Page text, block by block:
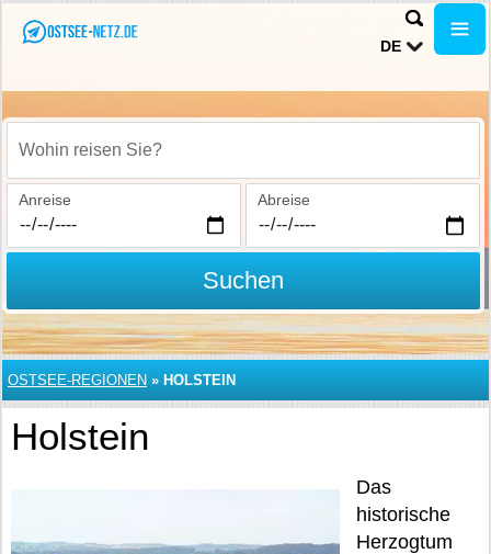
DE
Wohin reisen Sie?
Anreise Abreise
Suchen
OSTSEE-REGIONEN » HOLSTEIN
Holstein
Das
historische
Herzogtum